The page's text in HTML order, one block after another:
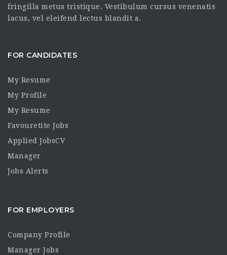
fringilla metus tristique. Vestibulum cursus venenatis
lacus, vel eleifend lectus blandit a.
FOR CANDIDATES
My Resume
My Profile
My Resume
Favouretite Jobs
Applied JobsCV
Manager
Jobs Alerts
FOR EMPLOYERS
Company Profile
Manager Jobs